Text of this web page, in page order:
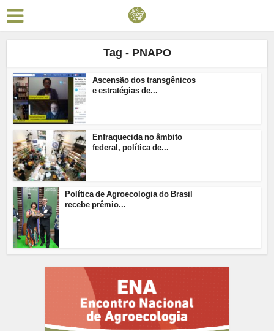
Tag - PNAPO
Ascensão dos transgênicos
e estratégias de...
Enfraquecida no âmbito
federal, política de...
Política de Agroecologia do Brasil
recebe prêmio...